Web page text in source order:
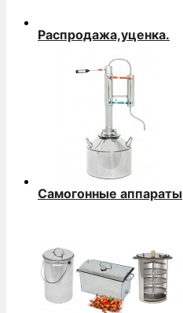
Распродажа,уценка.
Самогонные аппараты